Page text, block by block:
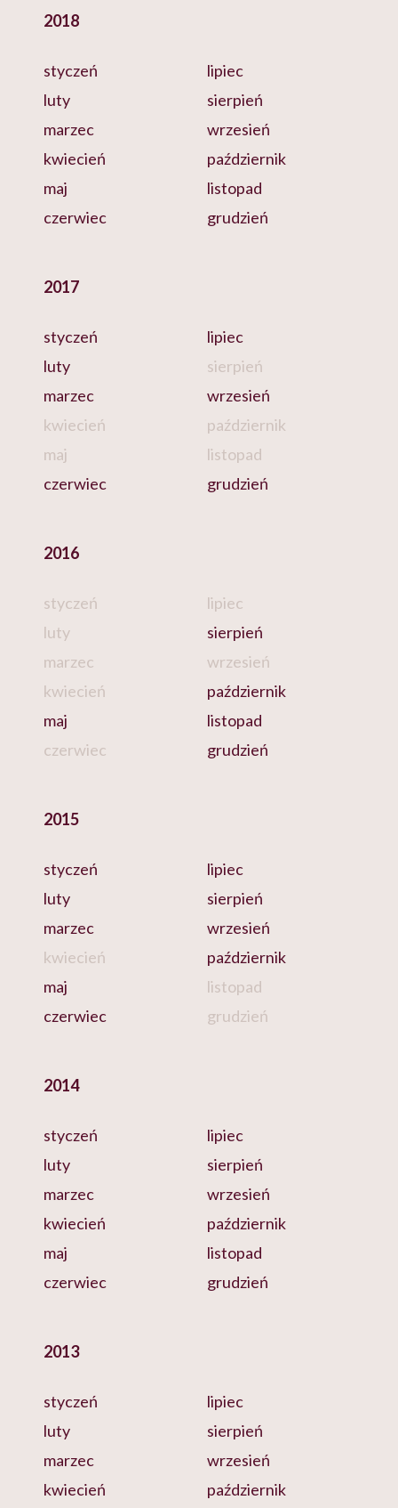
2018
styczeń
luty
marzec
kwiecień
maj
czerwiec
lipiec
sierpień
wrzesień
październik
listopad
grudzień
2017
styczeń
luty
marzec
kwiecień
maj
czerwiec
lipiec
sierpień
wrzesień
październik
listopad
grudzień
2016
styczeń
luty
marzec
kwiecień
maj
czerwiec
lipiec
sierpień
wrzesień
październik
listopad
grudzień
2015
styczeń
luty
marzec
kwiecień
maj
czerwiec
lipiec
sierpień
wrzesień
październik
listopad
grudzień
2014
styczeń
luty
marzec
kwiecień
maj
czerwiec
lipiec
sierpień
wrzesień
październik
listopad
grudzień
2013
styczeń
luty
marzec
kwiecień
lipiec
sierpień
wrzesień
październik